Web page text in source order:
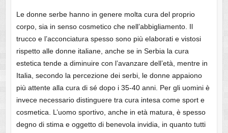
Le donne serbe hanno in genere molta cura del proprio
corpo, sia in senso cosmetico che nell’abbigliamento. Il
trucco e l’acconciatura spesso sono più elaborati e vistosi
rispetto alle donne italiane, anche se in Serbia la cura
estetica tende a diminuire con l’avanzare dell’età, mentre in
Italia, secondo la percezione dei serbi, le donne appaiono
più attente alla cura di sé dopo i 35-40 anni. Per gli uomini è
invece necessario distinguere tra cura intesa come sport e
cosmetica. L’uomo sportivo, anche in età matura, è spesso
degno di stima e oggetto di benevola invidia, in quanto tutti